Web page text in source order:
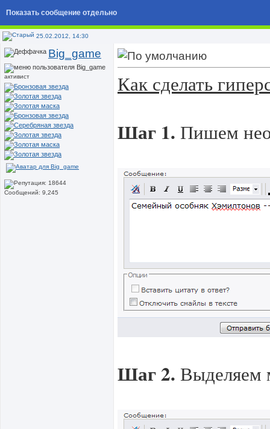
Показать сообщение отдельно
25.02.2012, 14:30
Big_game
активист
Сообщений: 9,245
Как сделать
Шаг 1. Пишем
Шаг 2. Выделяем